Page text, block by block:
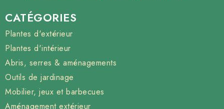
CATÉGORIES
Plantes d'extérieur
Plantes d'intérieur
Abris, serres & aménagements
Outils de jardinage
Mobilier, jeux et barbecues
Aménagement extérieur